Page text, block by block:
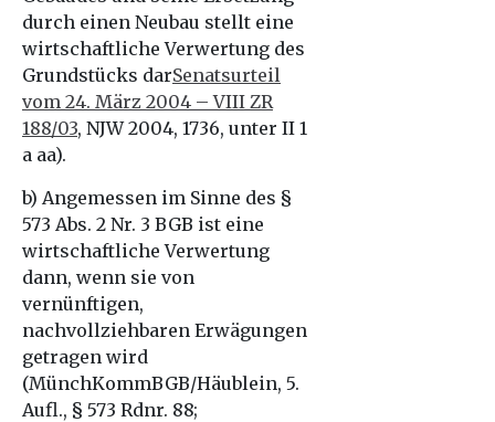
durch einen Neubau stellt eine
wirtschaftliche Verwertung des
Grundstücks darSenatsurteil
vom 24. März 2004 – VIII ZR
188/03, NJW 2004, 1736, unter II 1
a aa).
b) Angemessen im Sinne des §
573 Abs. 2 Nr. 3 BGB ist eine
wirtschaftliche Verwertung
dann, wenn sie von
vernünftigen,
nachvollziehbaren Erwägungen
getragen wird
(MünchKommBGB/Häublein, 5.
Aufl., § 573 Rdnr. 88;